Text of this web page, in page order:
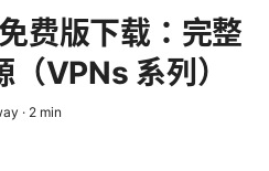
费版下载：完整
VPNs 系列）
· 2 min